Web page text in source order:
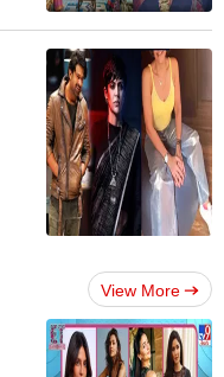
View More